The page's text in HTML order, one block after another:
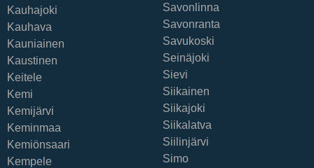
Kauhajoki
Kauhava
Kauniainen
Kaustinen
Keitele
Kemi
Kemijärvi
Keminmaa
Kemiönsaari
Kempele
Savonlinna
Savonranta
Savukoski
Seinäjoki
Sievi
Siikainen
Siikajoki
Siikalatva
Siilinjärvi
Simo